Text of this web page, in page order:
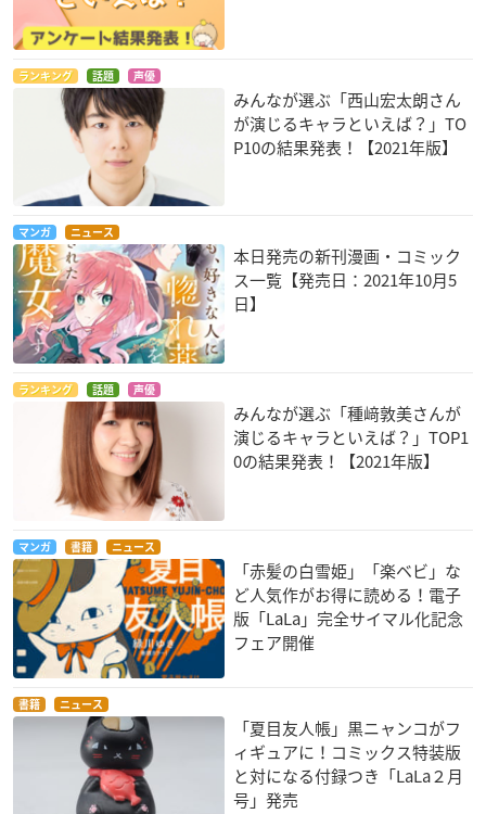
ランキング 話題 声優
みんなが選ぶ「西山宏太朗さん
が演じるキャラといえば？」TO
P10の結果発表！【2021年版】
マンガ ニュース
本日発売の新刊漫画・コミック
ス一覧【発売日：2021年10月5
日】
ランキング 話題 声優
みんなが選ぶ「種﨑敦美さんが
演じるキャラといえば？」TOP1
0の結果発表！【2021年版】
マンガ 書籍 ニュース
「赤髪の白雪姫」「楽ベビ」な
ど人気作がお得に読める！電子
版「LaLa」完全サイマル化記念
フェア開催
書籍 ニュース
「夏目友人帳」黒ニャンコがフ
ィギュアに！コミックス特装版
と対になる付録つき「LaLa２月
号」発売